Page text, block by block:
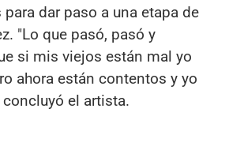
dar paso a una etapa de
"Lo que pasó, pasó y
si mis viejos están mal yo
ahora están contentos y yo
el artista.